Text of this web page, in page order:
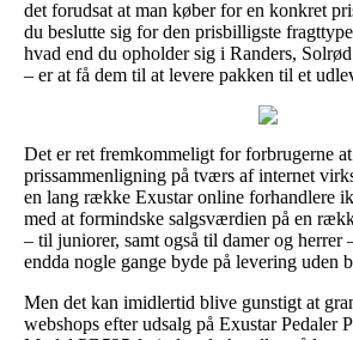
det forudsat at man køber for en konkret
du beslutte sig for den prisbilligste
hvad end du opholder sig i Randers,
– er at få dem til at levere pakken til et
Det er ret fremkommeligt for forbrugerne
prissammenligning på tværs af internet
en lang række Exustar online forhandlere
med at formindske salgsværdien på en
– til juniorer, samt også til damer og herrer
endda nogle gange byde på levering uden
Men det kan imidlertid blive gunstigt at
webshops efter udsalg på Exustar Pedaler